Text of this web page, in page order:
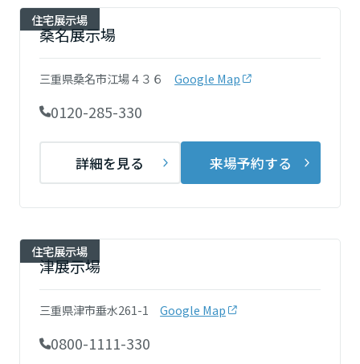
インテリア
住まいづくりガイド
分譲住宅（建売・土地）検索
中古住宅検索
スムストック検索
土地活用モデルルーム見学
社宅建築
これから土地活用・賃貸経営をご検討の方
土地活用の基礎から長期安定経営を目指すオーナー様まで、賃貸経営
に役立つ多彩な情報を幅広くお届けします。
リフォームメニュー
事業用
事業用リノベーション
ホテル・旅館リフォーム
リフォーム営業所
これからリフォームをご検討の方
複合開発事業（ASMACI-アスマチ-）
再開発・官民連携事業
分譲マンション開発事業
収益不動産・投資開発事業
建築再生事業
事業用売買
事業用地・事業用建物
サポートメニュー
保証制度
アフターメンテナンス
ミサワリフォーム
お客様センター
企業・IR情報
ニュース
MISAWAについて
SDGs
環境活動
採用情報
展示場・イベント情報
カタログ請求
住まいのご相談
住宅展示場
桑名展示場
三重県桑名市江場４３６ Google Map
0120-285-330
詳細を見る 来場予約する
住宅展示場
津展示場
三重県津市垂水261-1 Google Map
0800-1111-330
岩手県
宮城県
秋田県
山形県
福島県
関東